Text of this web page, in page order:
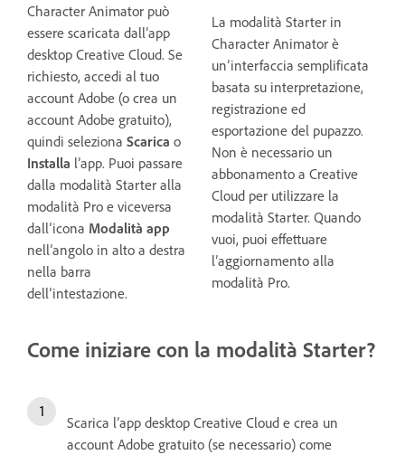
Character Animator può
essere scaricata dall’app
desktop Creative Cloud. Se
richiesto, accedi al tuo
account Adobe (o crea un
account Adobe gratuito),
quindi seleziona Scarica o
Installa l’app. Puoi passare
dalla modalità Starter alla
modalità Pro e viceversa
dall’icona Modalità app
nell’angolo in alto a destra
nella barra
dell’intestazione.
La modalità Starter in
Character Animator è
un’interfaccia semplificata
basata su interpretazione,
registrazione ed
esportazione del pupazzo.
Non è necessario un
abbonamento a Creative
Cloud per utilizzare la
modalità Starter. Quando
vuoi, puoi effettuare
l’aggiornamento alla
modalità Pro.
Come iniziare con la modalità Starter?
Scarica l’app desktop Creative Cloud e crea un
account Adobe gratuito (se necessario) come